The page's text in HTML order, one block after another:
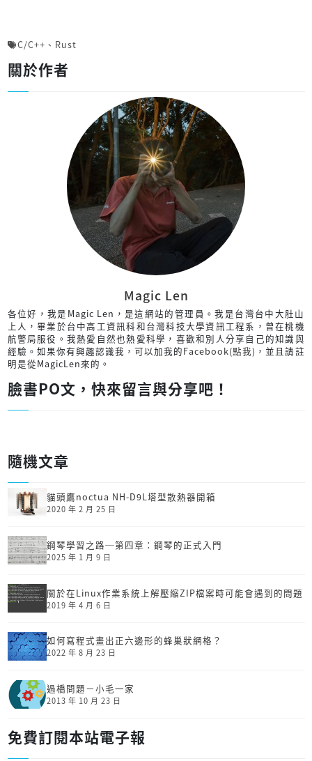
C/C++ 、 Rust
關於作者
Magic Len
各位好，我是Magic Len，是這網站的管理員。我是台灣台中大肚山
上人，畢業於台中高工資訊科和台灣科技大學資訊工程系，曾在桃機
航警局服役。我熱愛自然也熱愛科學，喜歡和別人分享自己的知識與
經驗。如果你有興趣認識我，可以加我的Facebook(點我) ，並且請註
明是從MagicLen來的。
臉書PO文，快來留言與分享吧！
隨機文章
貓頭鷹noctua NH-D9L塔型散熱器開箱
2020 年 2 月 25 日
鋼琴學習之路─第四章：鋼琴的正式入門
2025 年 1 月 9 日
關於在Linux作業系統上解壓縮ZIP檔案時可能會遇到的問題
2019 年 4 月 6 日
如何寫程式畫出正六邊形的蜂巢狀網格？
2022 年 8 月 23 日
過橋問題－小毛一家
2013 年 10 月 23 日
免費訂閱本站電子報